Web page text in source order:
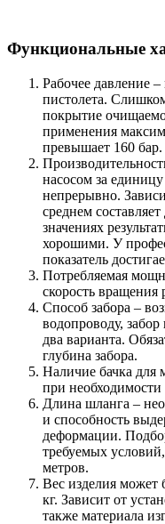
Функциональные
Рабочее давление
пистолета.
покрытие
применения
превышает 160 бар.
насосом за
непрерывно.
среднем
значениях
хорошими. У
показатель
Потребляемая
скорость вращения
Способ забора –
водопроводу,
два варианта.
глубина забора.
Наличие бачка для
при
Длина шланга –
и способность
деформации.
требуемых
метров.
Вес изделия может
кг. Зависит от
также материала